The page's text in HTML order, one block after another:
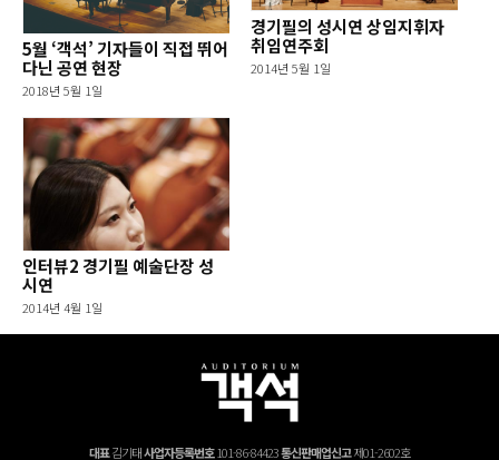
5월 ‘객석’ 기자들이 직접 뛰어
다닌 공연 현장
2018년 5월 1일
경기필의 성시연 상임지휘자
취임연주회
2014년 5월 1일
인터뷰2 경기필 예술단장 성
시연
2014년 4월 1일
대표김기태사업자등록번호101-86-84423통신판매업신고제01-2602호